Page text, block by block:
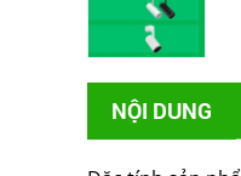
NỘI DUNG